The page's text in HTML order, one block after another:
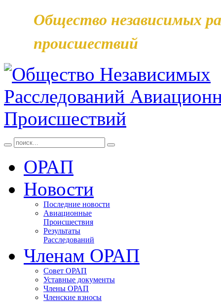
Общество независимых
происшествий
ОРАП
Новости
Последние новости
Авиационные
Происшествия
Результаты
Расследований
Членам ОРАП
Совет ОРАП
Уставные документы
Члены ОРАП
Членские взносы